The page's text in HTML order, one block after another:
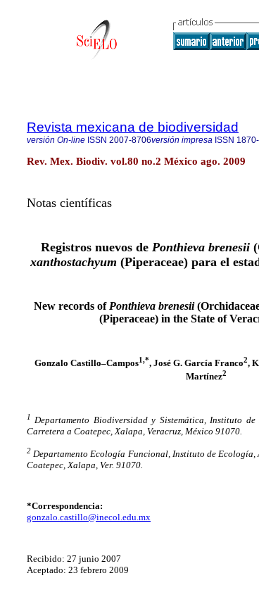
Revista mexicana de biodiversidad
versión On-line ISSN 2007-8706versión impresa ISSN
Rev. Mex. Biodiv. vol.80 no.2 México ago. 2009
Notas científicas
Registros nuevos de Ponthieva brenesii
xanthostachyum (Piperaceae) para el
New records of Ponthieva brenesii
(Piperaceae) in the State of
Gonzalo Castillo–Campos1,*, José G. García Franco2,
Martínez2
1 Departamento Biodiversidad y Sistemática, Instituto
Carretera a Coatepec, Xalapa, Veracruz, México 91070.
2 Departamento Ecología Funcional, Instituto de Ecología,
Coatepec, Xalapa, Ver. 91070.
*Correspondencia:
gonzalo.castillo@inecol.edu.mx
Recibido: 27 junio 2007
Aceptado: 23 febrero 2009